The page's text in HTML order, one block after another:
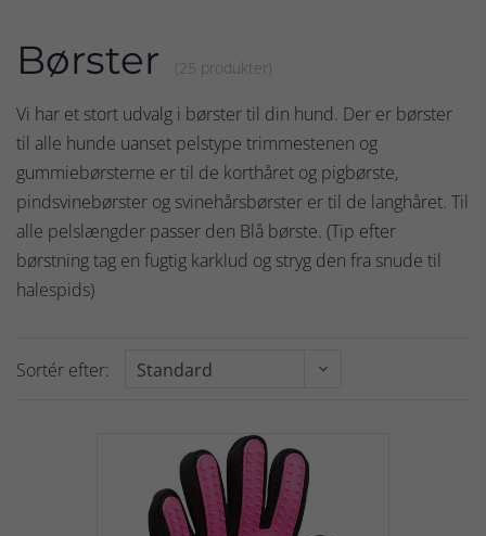
Børster (25 produkter)
Vi har et stort udvalg i børster til din hund. Der er børster
til alle hunde uanset pelstype trimmestenen og
gummiebørsterne er til de korthåret og pigbørste,
pindsvinebørster og svinehårsbørster er til de langhåret. Til
alle pelslængder passer den Blå børste. (Tip efter
børstning tag en fugtig karklud og stryg den fra snude til
halespids)
Sortér efter: